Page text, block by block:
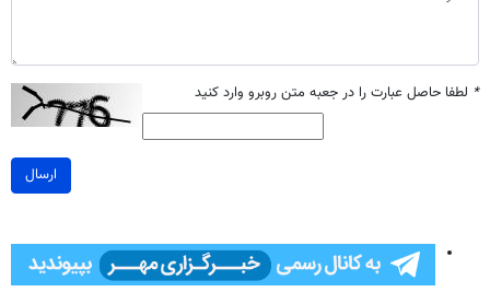
* لطفا حاصل عبارت را در جعبه متن روبرو وارد کنید
ارسال